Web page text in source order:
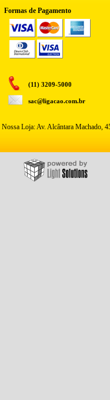
Formas de Pagamento
(11) 3209-5000
sac@ligacao.com.br
Nossa Loja: Av. Alcântara Machado,